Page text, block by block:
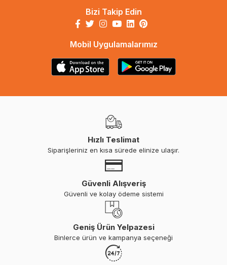
Bizi Takip Edin
Mobil Uygulamalarımız
Hızlı Teslimat
Siparişleriniz en kısa sürede elinize ulaşır.
Güvenli Alışveriş
Güvenli ve kolay ödeme sistemi
Geniş Ürün Yelpazesi
Binlerce ürün ve kampanya seçeneği